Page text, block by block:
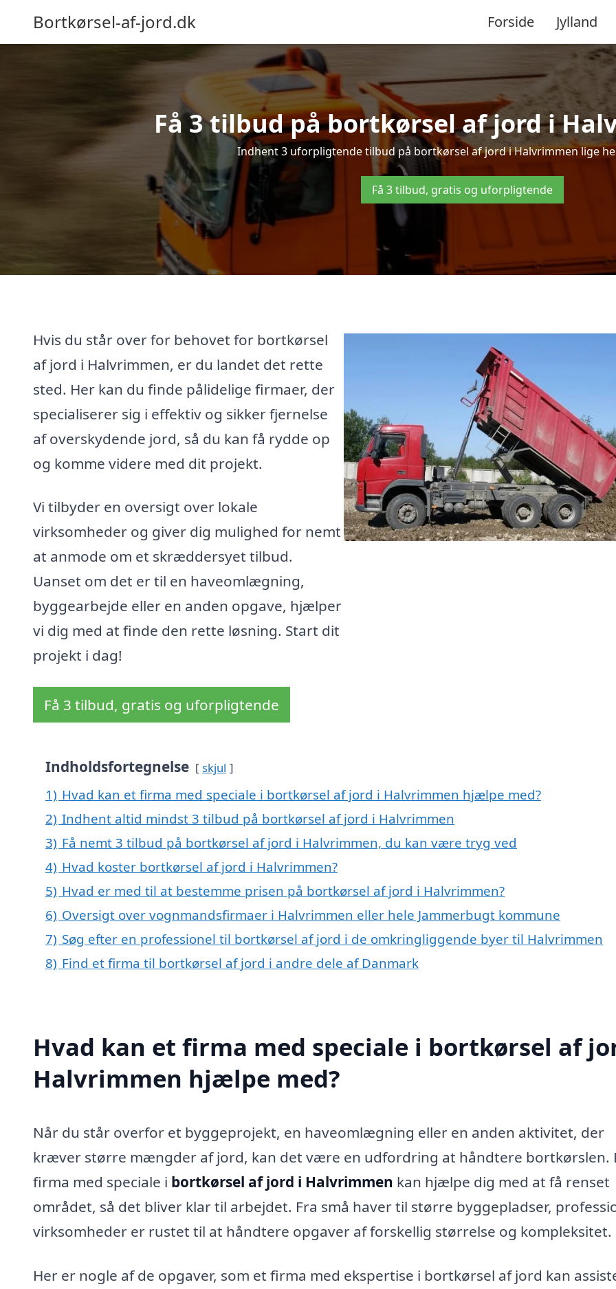
Bortkørsel-af-jord.dk Forside Jylland
Få 3 tilbud på bortkørsel af jord i
Indhent 3 uforpligtende tilbud på bortkørsel af jord i Halvrimmen lige
Få 3 tilbud, gratis og uforpligtende
Hvis du står over for behovet for bortkørsel
af jord i Halvrimmen, er du landet det rette
sted. Her kan du finde pålidelige firmaer, der
specialiserer sig i effektiv og sikker fjernelse
af overskydende jord, så du kan få rydde op
og komme videre med dit projekt.
Vi tilbyder en oversigt over lokale
virksomheder og giver dig mulighed for nemt
at anmode om et skræddersyet tilbud.
Uanset om det er til en haveomlægning,
byggearbejde eller en anden opgave, hjælper
vi dig med at finde den rette løsning. Start dit
projekt i dag!
Få 3 tilbud, gratis og uforpligtende
Indholdsfortegnelse skjul
1) Hvad kan et firma med speciale i bortkørsel af jord i Halvrimmen hjælpe med?
2) Indhent altid mindst 3 tilbud på bortkørsel af jord i Halvrimmen
3) Få nemt 3 tilbud på bortkørsel af jord i Halvrimmen, du kan være tryg ved
4) Hvad koster bortkørsel af jord i Halvrimmen?
5) Hvad er med til at bestemme prisen på bortkørsel af jord i Halvrimmen?
6) Oversigt over vognmandsfirmaer i Halvrimmen eller hele Jammerbugt kommune
7) Søg efter en professionel til bortkørsel af jord i de omkringliggende byer til Halvrimmen
8) Find et firma til bortkørsel af jord i andre dele af Danmark
Hvad kan et firma med speciale i bortkørsel af
Halvrimmen hjælpe med?
Når du står overfor et byggeprojekt, en haveomlægning eller en anden aktivitet, der
kræver større mængder af jord, kan det være en udfordring at håndtere bortkørslen.
firma med speciale i bortkørsel af jord i Halvrimmen kan hjælpe dig med at få renset
området, så det bliver klar til arbejdet. Fra små haver til større byggepladser,
virksomheder er rustet til at håndtere opgaver af forskellig størrelse og kompleksitet.
Her er nogle af de opgaver, som et firma med ekspertise i bortkørsel af jord kan